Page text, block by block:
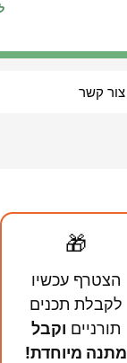
צור קשר
🎁
הצטרף עכשיו
לקבלת תכנים
תורניים וקבל
מתנה מיוחדת!